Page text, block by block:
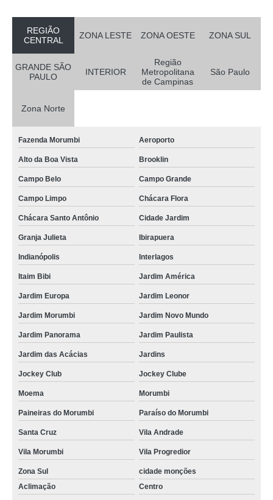
REGIÃO
CENTRAL
ZONA LESTE ZONA OESTE ZONA SUL
GRANDE SÃO
PAULO
INTERIOR
Região
Metropolitana
de Campinas
São Paulo
Zona Norte
Fazenda Morumbi Aeroporto
Alto da Boa Vista Brooklin
Campo Belo Campo Grande
Campo Limpo Chácara Flora
Chácara Santo Antônio Cidade Jardim
Granja Julieta Ibirapuera
Indianópolis Interlagos
Itaim Bibi Jardim América
Jardim Europa Jardim Leonor
Jardim Morumbi Jardim Novo Mundo
Jardim Panorama Jardim Paulista
Jardim das Acácias Jardins
Jockey Club Jockey Clube
Moema Morumbi
Paineiras do Morumbi Paraíso do Morumbi
Santa Cruz Vila Andrade
Vila Morumbi Vila Progredior
Zona Sul
cidade monções
Aclimação
Centro